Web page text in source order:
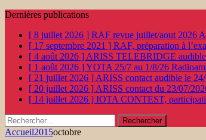
Dernières publications
[ 8 juillet 2026 ] RAF revue juillet/aout 2026
[ 17 septembre 2021 ] RAF, préparation à
[ 4 août 2026 ] ARISS TELEBRIDGE
[ 1 août 2026 ]YOTA 25/7 au 1/8/26
[ 21 juillet 2026 ] ARISS contact audible le
[ 20 juillet 2026 ] ARISS contact du 23/07/
[ 14 juillet 2026 ] IOTA CONTEST,
Rechercher :
Accueil2015octobre